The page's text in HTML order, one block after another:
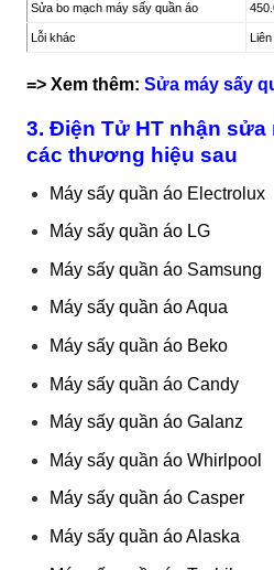
Sửa bo mạch máy sấy quần áo
Lỗi khác Liên
=> Xem thêm: Sửa máy sấy
3. Điện Tử HT nhận sửa
các thương hiệu sau
Máy sấy quần áo Electrolux
Máy sấy quần áo LG
Máy sấy quần áo Samsung
Máy sấy quần áo Aqua
Máy sấy quần áo Beko
Máy sấy quần áo Candy
Máy sấy quần áo Galanz
Máy sấy quần áo Whirlpool
Máy sấy quần áo Casper
Máy sấy quần áo Alaska